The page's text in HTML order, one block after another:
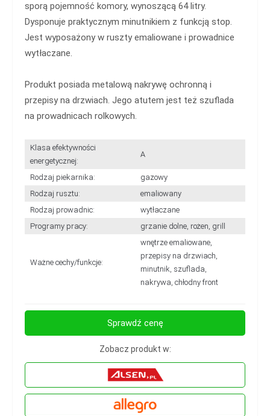
sporą pojemność komory, wynoszącą 64 litry.
Dysponuje praktycznym minutnikiem z funkcją stop.
Jest wyposażony w ruszty emaliowane i prowadnice
wytłaczane.
Produkt posiada metalową nakrywę ochronną i
przepisy na drzwiach. Jego atutem jest też szuflada
na prowadnicach rolkowych.
Klasa efektywności
energetycznej:
A
Rodzaj piekarnika:
gazowy
Rodzaj rusztu:
emaliowany
Rodzaj prowadnic:
wytłaczane
Programy pracy:
grzanie dolne, rożen, grill
Ważne cechy/funkcje:
wnętrze emaliowane,
przepisy na drzwiach,
minutnik, szuflada,
nakrywa, chłodny front
Sprawdź cenę
Zobacz produkt w: